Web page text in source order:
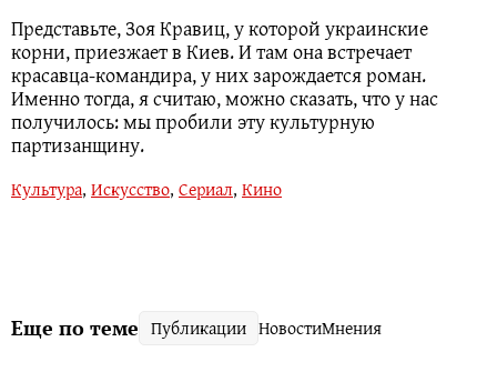
Представьте, Зоя Кравиц, у которой украинские
корни, приезжает в Киев. И там она встречает
красавца-командира, у них зарождается роман.
Именно тогда, я считаю, можно сказать, что у нас
получилось: мы пробили эту культурную
партизанщину.
Культура, Искусство, Сериал, Кино
Еще по теме Публикации НовостиМнения